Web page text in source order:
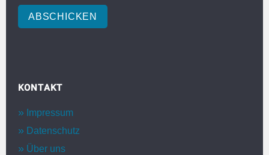
ABSCHICKEN
KONTAKT
Impressum
Datenschutz
Über uns